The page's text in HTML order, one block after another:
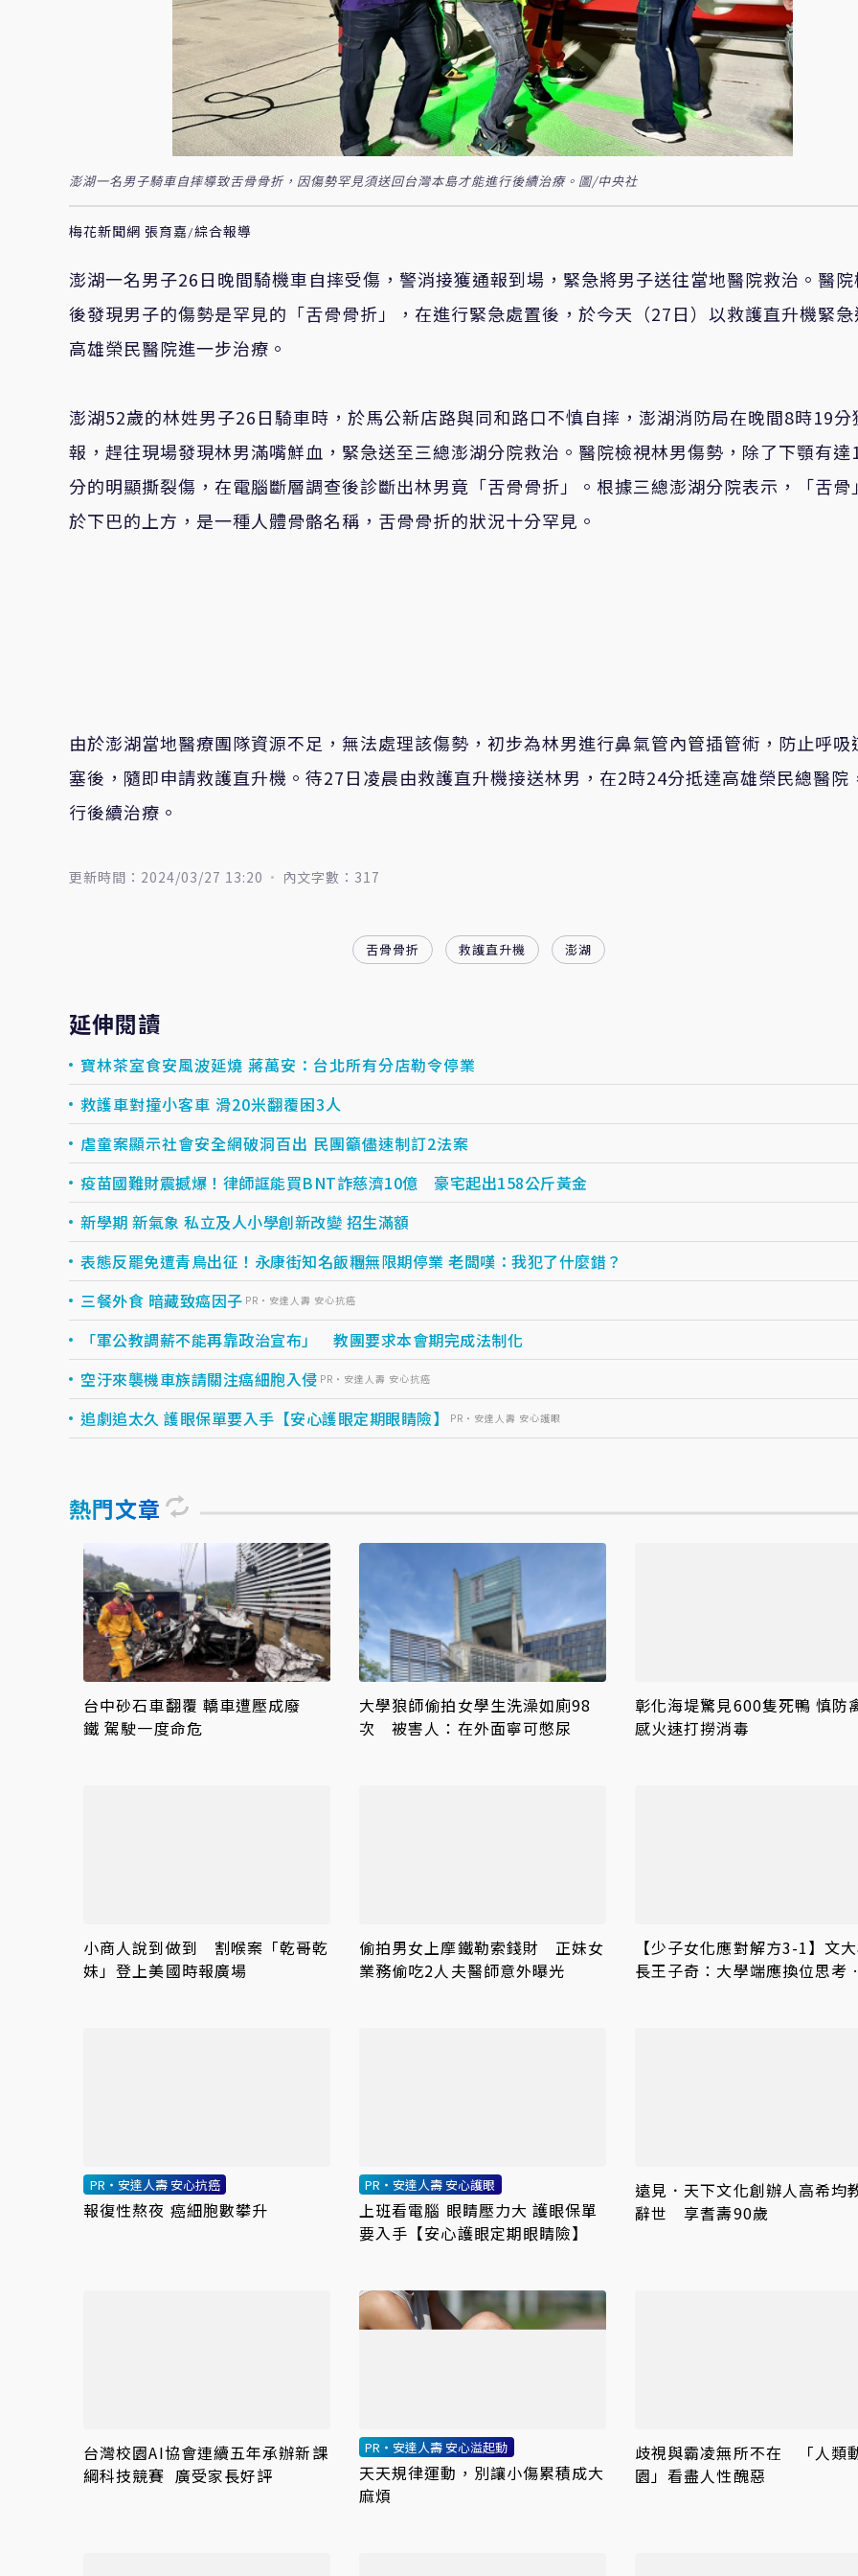
澎湖一名男子騎車自摔導致舌骨骨折，因傷勢罕見須送回台灣本島才能進行後續治療。圖/中央社
梅花新聞網 張育嘉/綜合報導
澎湖一名男子26日晚間騎機車自摔受傷，警消接獲通報到場，緊急將男子送往當地醫院救治。醫
後發現男子的傷勢是罕見的「舌骨骨折」，在進行緊急處置後，於今天（27日）以救護直升機緊
高雄榮民醫院進一步治療。
澎湖52歲的林姓男子26日騎車時，於馬公新店路與同和路口不慎自摔，澎湖消防局在晚間8時19分
報，趕往現場發現林男滿嘴鮮血，緊急送至三總澎湖分院救治。醫院檢視林男傷勢，除了下顎有達
分的明顯撕裂傷，在電腦斷層調查後診斷出林男竟「舌骨骨折」。根據三總澎湖分院表示，「舌骨
於下巴的上方，是一種人體骨骼名稱，舌骨骨折的狀況十分罕見。
由於澎湖當地醫療團隊資源不足，無法處理該傷勢，初步為林男進行鼻氣管內管插管術，防止呼吸
塞後，隨即申請救護直升機。待27日凌晨由救護直升機接送林男，在2時24分抵達高雄榮民總醫院
行後續治療。
更新時間：2024/03/27 13:20 內文字數：317
舌骨骨折 救護直升機 澎湖
延伸閱讀
寶林茶室食安風波延燒 蔣萬安：台北所有分店勒令停業
救護車對撞小客車 滑20米翻覆困3人
虐童案顯示社會安全網破洞百出 民團籲儘速制訂2法案
疫苗國難財震撼爆！律師誆能買BNT詐慈濟10億 豪宅起出158公斤黃金
新學期 新氣象 私立及人小學創新改變 招生滿額
表態反罷免遭青鳥出征！永康街知名飯糰無限期停業 老闆嘆：我犯了什麼錯？
三餐外食 暗藏致癌因子 PR・安達人壽 安心抗癌
「軍公教調薪不能再靠政治宣布」 教團要求本會期完成法制化
空汙來襲機車族請關注癌細胞入侵 PR・安達人壽 安心抗癌
追劇追太久 護眼保單要入手【安心護眼定期眼睛險】 PR・安達人壽 安心護眼
熱門文章
台中砂石車翻覆 轎車遭壓成廢
鐵 駕駛一度命危
大學狼師偷拍女學生洗澡如廁98
次 被害人：在外面寧可憋尿
彰化海堤驚見600隻死鴨 慎防
感火速打撈消毒
小商人說到做到 割喉案「乾哥乾
妹」登上美國時報廣場
偷拍男女上摩鐵勒索錢財 正妹女
業務偷吃2人夫醫師意外曝光
【少子女化應對解方3-1】文
長王子奇：大學端應換位思考
PR・安達人壽 安心抗癌
報復性熬夜 癌細胞數攀升
PR・安達人壽 安心護眼
上班看電腦 眼睛壓力大 護眼保單
要入手【安心護眼定期眼睛險】
遠見．天下文化創辦人高希均
辭世 享耆壽90歲
台灣校園AI協會連續五年承辦新課
綱科技競賽 廣受家長好評
PR・安達人壽 安心溢起動
天天規律運動，別讓小傷累積成大
麻煩
歧視與霸凌無所不在 「人類
園」看盡人性醜惡